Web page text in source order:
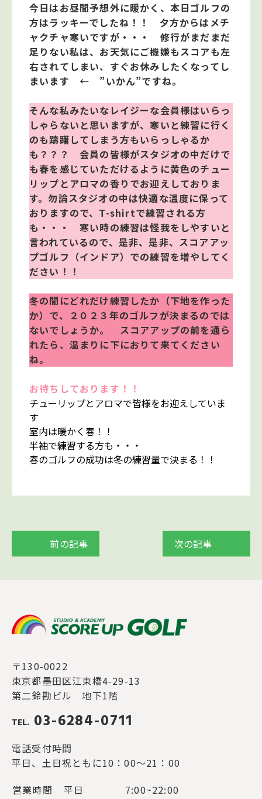
今日はお昼間予想外に暖かく、本日ゴルフの
方はラッキーでしたね！！ 夕方からはメチ
ャクチャ寒いですが・・・ 修行がまだまだ
足りない私は、お天気にご機嫌もスコアも左
右されてしまい、すぐお休みしたくなってし
まいます ← ”いかん”ですね。
そんな私みたいなレイジーな会員様はいらっ
しゃらないと思いますが、寒いと練習に行く
のも躊躇してしまう方もいらっしゃるか
も？？？ 会員の皆様がスタジオの中だけで
も春を感じていただけるように黄色のチュー
リップとアロマの香りでお迎えしておりま
す。勿論スタジオの中は快適な温度に保って
おりますので、T-shirtで練習される方
も・・・ 寒い時の練習は怪我をしやすいと
言われているので、是非、是非、スコアアッ
プゴルフ（インドア）での練習を増やしてく
ださい！！
冬の間にどれだけ練習したか（下地を作った
か）で、２０２３年のゴルフが決まるのでは
ないでしょうか。 スコアアップの前を通ら
れたら、温まりに下におりて来てください
ね。
お待ちしております！！
チューリップとアロマで皆様をお迎えしていま
す
室内は暖かく春！！
半袖で練習する方も・・・
春のゴルフの成功は冬の練習量で決まる！！
前の記事 次の記事
〒130-0022
東京都墨田区江東橋4-29-13
第二鈴勘ビル 地下1階
TEL. 03-6284-0711
電話受付時間
平日、土日祝ともに10：00～21：00
営業時間
平日
7:00~22:00